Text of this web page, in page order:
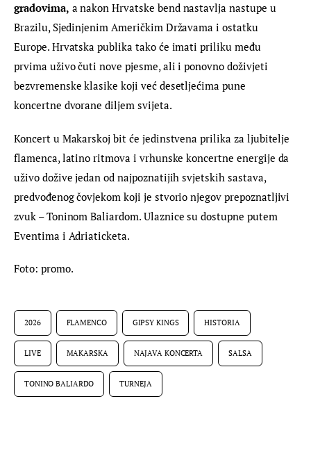
gradovima, a nakon Hrvatske bend nastavlja nastupe u
Brazilu, Sjedinjenim Američkim Državama i ostatku
Europe. Hrvatska publika tako će imati priliku među
prvima uživo čuti nove pjesme, ali i ponovno doživjeti
bezvremenske klasike koji već desetljećima pune
koncertne dvorane diljem svijeta.
Koncert u Makarskoj bit će jedinstvena prilika za ljubitelje
flamenca, latino ritmova i vrhunske koncertne energije da
uživo dožive jedan od najpoznatijih svjetskih sastava,
predvođenog čovjekom koji je stvorio njegov prepoznatljivi
zvuk – Toninom Baliardom. Ulaznice su dostupne putem
Eventima i Adriaticketa.
Foto: promo.
2026 FLAMENCO GIPSY KINGS HISTORIA
LIVE MAKARSKA NAJAVA KONCERTA SALSA
TONINO BALIARDO TURNEJA